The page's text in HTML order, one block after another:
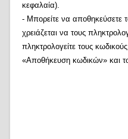
κεφαλαία).
- Μπορείτε να αποθηκεύσετε
χρειάζεται να τους
πληκτρολογείτε τους
«Αποθήκευση κωδικών» και